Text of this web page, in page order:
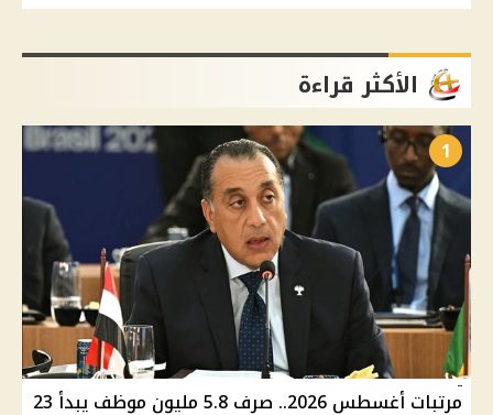
الأكثر قراءة
1
مرتبات أغسطس 2026.. صرف 5.8 مليون موظف يبدأ 23